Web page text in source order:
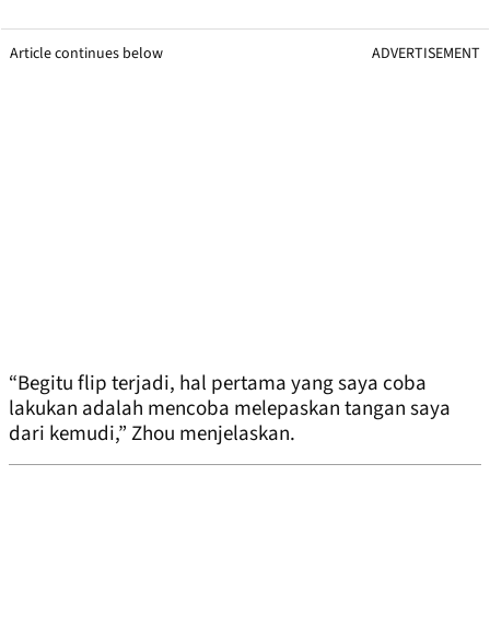
Article continues below ADVERTISEMENT
“Begitu flip terjadi, hal pertama yang saya coba
lakukan adalah mencoba melepaskan tangan saya
dari kemudi,” Zhou menjelaskan.